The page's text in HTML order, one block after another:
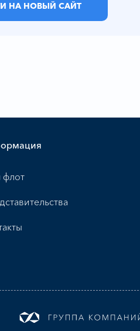
НА НОВЫЙ САЙТ